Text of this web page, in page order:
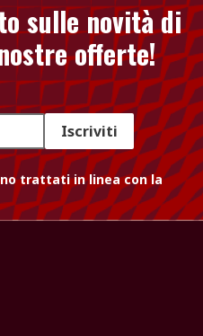
sulle novità di
offerte!
Iscriviti
trattati in linea con la